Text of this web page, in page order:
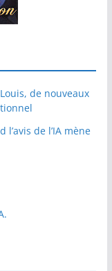
de nouveaux
l’avis de l’IA mène